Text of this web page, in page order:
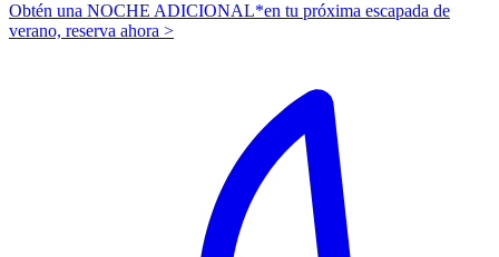
Obtén una NOCHE ADICIONAL*en tu próxima escapada de
verano, reserva ahora >